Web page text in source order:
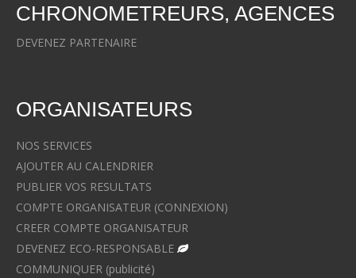
CHRONOMETREURS, AGENCES
DEVENEZ PARTENAIRE
ORGANISATEURS
NOS SERVICES
AJOUTER AU CALENDRIER
PUBLIER VOS RESULTATS
COMPTE ORGANISATEUR (CONNEXION)
CREER COMPTE ORGANISATEUR
DEVENEZ ECO-RESPONSABLE
COMMUNIQUER (publicité)